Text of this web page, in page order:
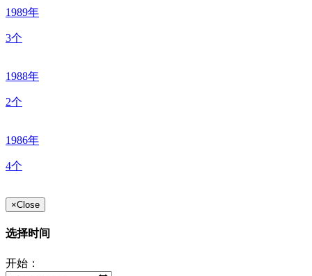
1989年
3个
1988年
2个
1986年
4个
×Close
选择时间
开始：